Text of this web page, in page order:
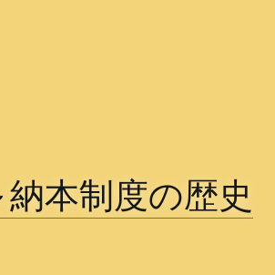
本制度の歴史